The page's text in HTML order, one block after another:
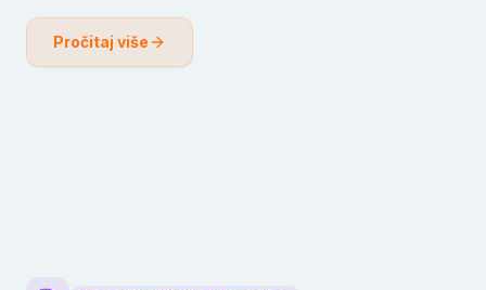
Pročitaj više